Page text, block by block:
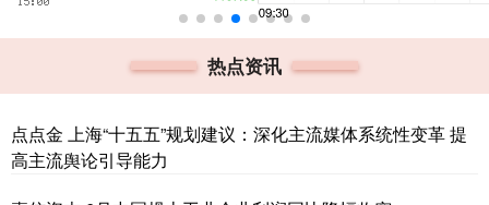
热点资讯
点点金 上海“十五五”规划建议：深化主流媒体系统性变革 提
高主流舆论引导能力